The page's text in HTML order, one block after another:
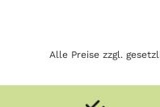
Alle Preise zzgl.